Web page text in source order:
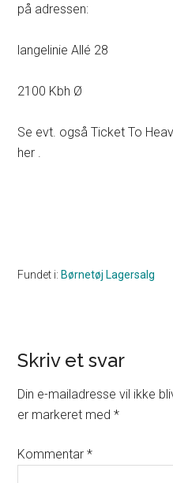
på adressen:
langelinie Allé 28
2100 Kbh Ø
Se evt. også Ticket To
her .
Fundet i: Børnetøj Lagersalg
Reader
Interactions
Skriv et svar
Din e-mailadresse vil ikke
er markeret med*
Kommentar*